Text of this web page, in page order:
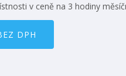
v ceně na 3 hodiny
DPH